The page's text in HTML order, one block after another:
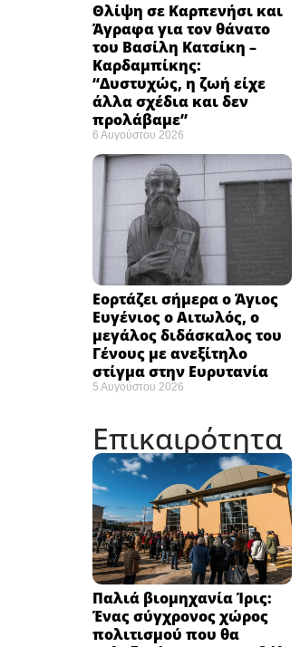
Θλίψη σε Καρπενήσι και
Άγραφα για τον θάνατο
του Βασίλη Κατσίκη –
Καρδαμπίκης:
“Δυστυχώς, η ζωή είχε
άλλα σχέδια και δεν
προλάβαμε”
6 Αυγούστου 2026
Εορτάζει σήμερα ο Άγιος
Ευγένιος ο Αιτωλός, ο
μεγάλος διδάσκαλος του
Γένους με ανεξίτηλο
στίγμα στην Ευρυτανία
5 Αυγούστου 2026
Επικαιρότητα
Παλιά βιομηχανία Ίρις:
Ένας σύγχρονος χώρος
πολιτισμού που θα